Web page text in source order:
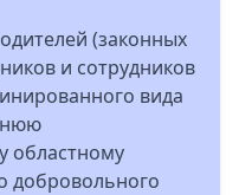
(законных
и сотрудников
вида
областному
добровольного